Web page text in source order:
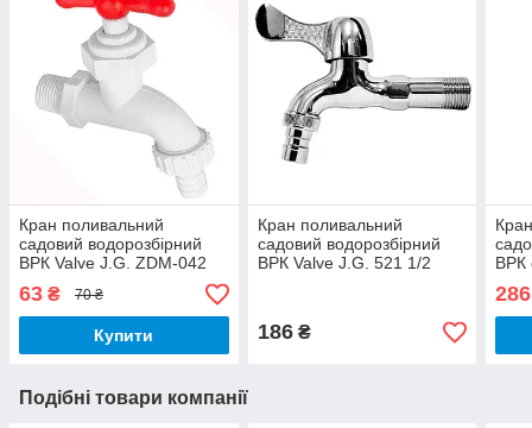
Кран поливальний
садовий водорозбірний
ВРК Valve J.G. ZDM-042
1/2 дюйми зі штуцером 10
см пластик
63 ₴ 70 ₴
Купити
Кран поливальний
садовий водорозбірний
ВРК Valve J.G. 521 1/2
хром
186₴
ВРК
286
Подібні товари компанії